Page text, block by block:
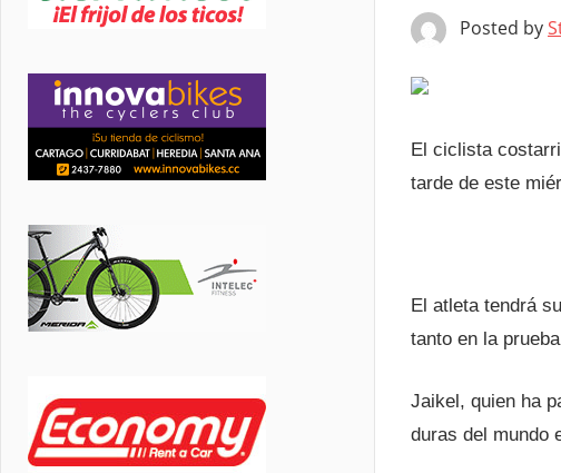
Posted by
El ciclista
tarde de este
El atleta tendrá
tanto en la
Jaikel, quien ha
duras del mundo